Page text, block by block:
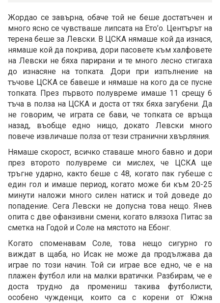
Жордао се завърна, обаче той не беше достатъчен и
много ясно се чувстваше липсата на Ето’о. Центърът на
терена беше за Левски. В ЦСКА нямаше кой да изнася,
нямаше кой да покрива, дори пасовете към халфовете
на Левски не бяха парирани и те много лесно стигаха
до изнасяне на топката. Дори при изпълнение на
тъчове ЦСКА се бавеше и нямаше на кого да се пусне
топката. През първото полувреме имаше 11 срещу 6
тъча в полза на ЦСКА и доста от тях бяха загубени. Да
не говорим, че играта се бави, че топката се връща
назад, въобще едно нищо, докато Левски много
повече извличаше полза от тези странични хвърляния.
Нямаше скорост, всичко ставаше много бавно и дори
през второто полувреме си мислех, че ЦСКА ще
тръгне ударно, както беше с 48, когато пак губеше с
един гол и имаше период, когато може би към 20-25
минути наложи много силен натиск и той доведе до
попадение. Сега Левски не допусна това нещо. Янев
опита с две офанзивни смени, когато влязоха Питас за
сметка на Годой и Соле на мястото на Ебонг.
Когато споменавам Соле, това нещо сигурно го
виждат в щаба, но Исак не може да продължава да
играе по този начин. Той си играе все едно, че е на
плажен футбол или на малки вратички. Разбирам, че е
доста трудно да промениш такива футболисти,
особено чужденци, които са с корени от Южна